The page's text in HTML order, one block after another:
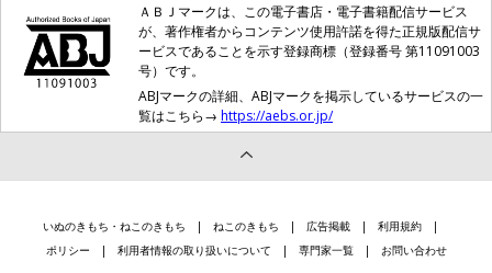
ＡＢＪマークは、この電子書店・電子書籍配信サービス
が、著作権者からコンテンツ使用許諾を得た正規版配信サ
ービスであることを示す登録商標（登録番号 第11091003
号）です。
ABJマークの詳細、ABJマークを掲示しているサービスの一
覧はこちら→ https://aebs.or.jp/
いぬのきもち・ねこのきもち ねこのきもち 広告掲載
利用規約
ポリシー
利用者情報の取り扱いについて 専門家一覧 お問い合わせ